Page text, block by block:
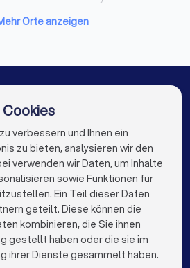
in Eisenach (Thüringen)
in Baunatal
Energieberater in Berlin
in Hamburg
Energieberater in Köln
in Frankfurt am Main
in Stuttgart
Orte anzeigen
für Sie
verbessern und Ihnen ein
zu bieten, analysieren wir den
verwenden wir Daten, um Inhalte
sowie Funktionen für
Ein Teil dieser Daten
geteilt. Diese können die
kombinieren, die Sie ihnen
gestellt haben oder die sie im
ihrer Dienste gesammelt haben.